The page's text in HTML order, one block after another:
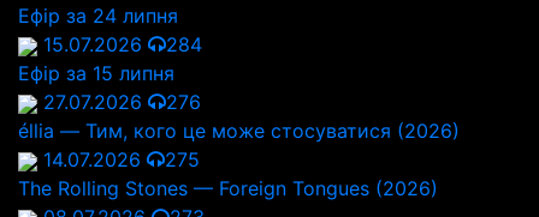
Ефір за 24 липня
15.07.2026
284
Ефір за 15 липня
27.07.2026
276
éllia — Тим, кого це може стосуватися (2026)
14.07.2026
275
The Rolling Stones — Foreign Tongues (2026)